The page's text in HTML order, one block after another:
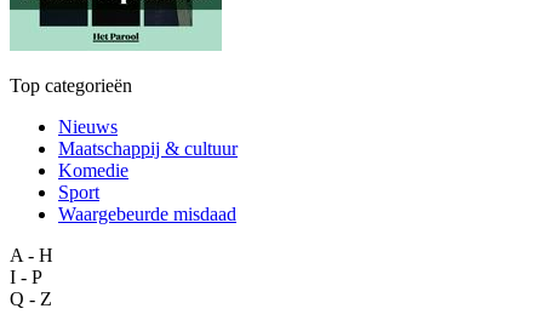
Top categorieën
Nieuws
Maatschappij & cultuur
Komedie
Sport
Waargebeurde misdaad
A - H
I - P
Q - Z